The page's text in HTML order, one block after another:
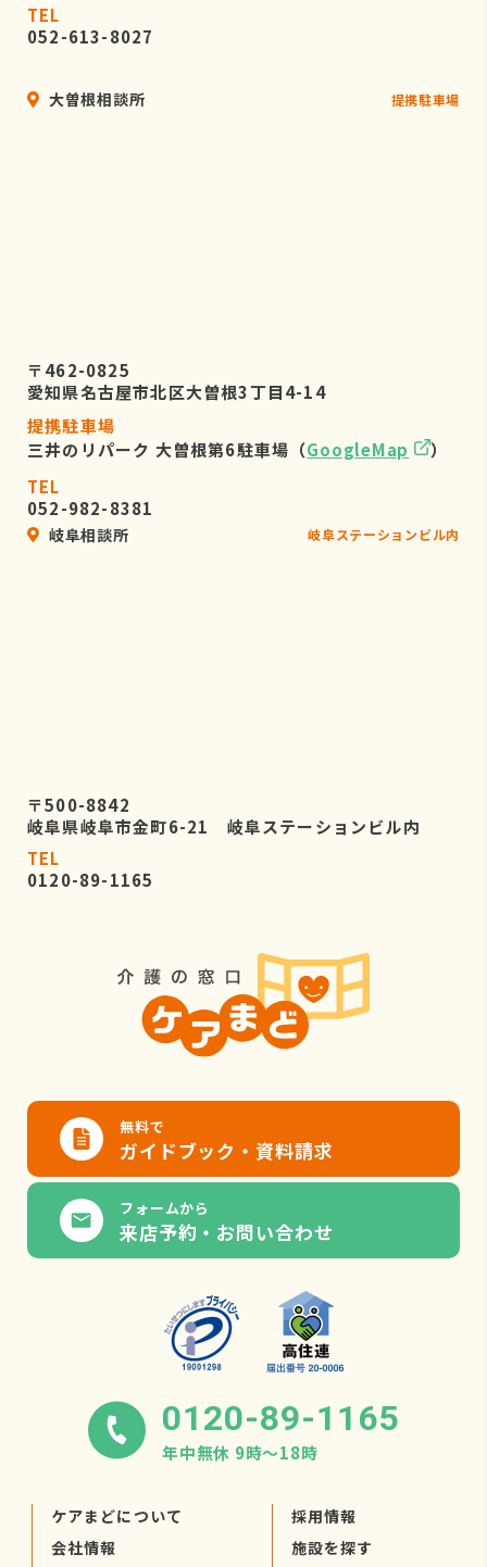
TEL
052-613-8027
大曽根相談所 提携駐車場
〒462-0825
愛知県名古屋市北区大曽根3丁目4-14
提携駐車場
三井のリパーク 大曽根第6駐車場（GoogleMap
）
TEL
052-982-8381
岐阜相談所 岐阜ステーションビル内
〒500-8842
岐阜県岐阜市金町6-21 岐阜ステーションビル内
TEL
0120-89-1165
無料で
ガイドブック・資料請求
フォームから
来店予約・お問い合わせ
0120-89-1165
年中無休 9時〜18時
ケアまどについて
会社情報
採用情報
施設を探す